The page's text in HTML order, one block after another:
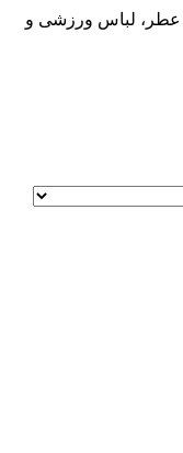
عطر، لباس ورزشی و